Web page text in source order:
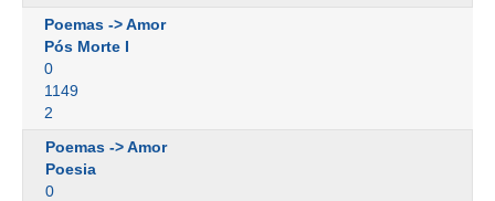
Poemas -> Amor
Pós Morte I
0
1149
2
Poemas -> Amor
Poesia
0